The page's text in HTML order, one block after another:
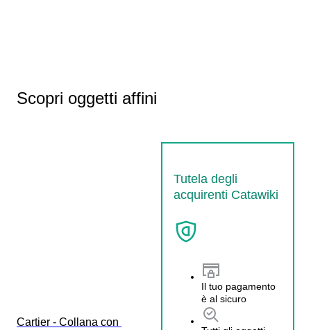
Scopri oggetti affini
Tutela degli
acquirenti Catawiki
Il tuo pagamento
è al sicuro
Cartier - Collana con